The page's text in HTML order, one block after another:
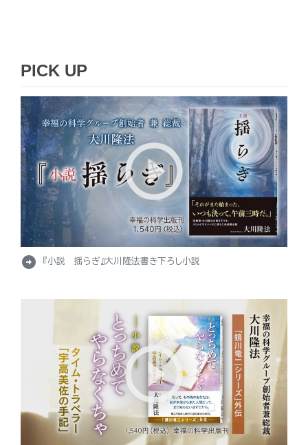
PICK UP
arrow_circle_right 『小説 揺らぎ』大川隆法書き下ろし小説